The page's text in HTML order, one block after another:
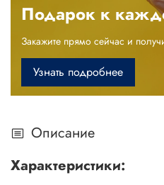
Подарок к
Закажите прямо сейчас и
Узнать подробнее
Описание
Характеристики: